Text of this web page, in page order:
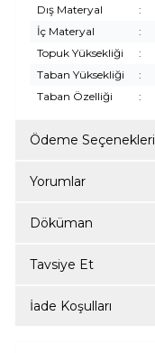
Dış Materyal
:
İç Materyal
:
Topuk Yüksekliği
:
Taban Yüksekliği
:
Taban Özelliği
:
Ödeme Seçenekleri
Yorumlar
Döküman
Tavsiye Et
İade Koşulları